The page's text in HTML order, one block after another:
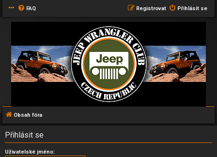
FAQ Přihlásit se
Registrovat
Obsah fóra
Přihlásit se
Uživatelské jméno: